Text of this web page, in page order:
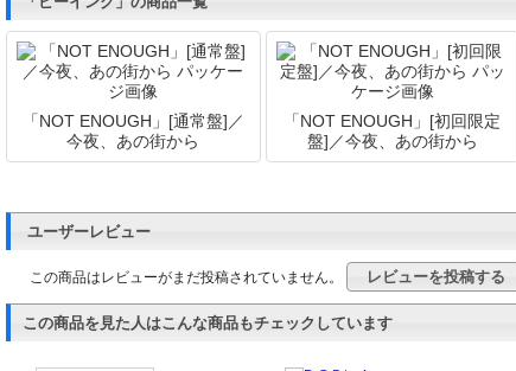
「NOT ENOUGH」[通常盤]／
今夜、あの街から
「NOT ENOUGH」[初回限定
盤]／今夜、あの街から
ユーザーレビュー
この商品はレビューがまだ投稿されていません。 レビューを投稿する
この商品を見た人はこんな商品もチェックしています